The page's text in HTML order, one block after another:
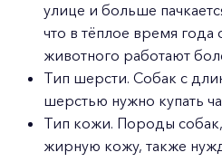
улице и больше
что в тёплое время года
животного работают
Тип шерсти. Собак с
шерстью нужно купать
Тип кожи. Породы
жирную кожу, также